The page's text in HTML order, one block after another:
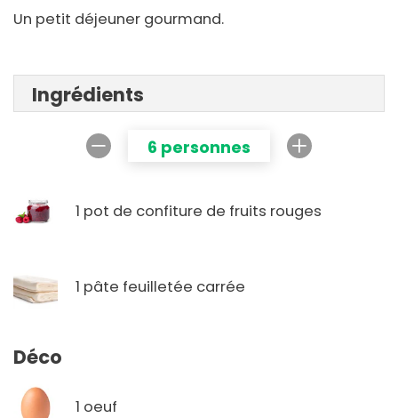
Un petit déjeuner gourmand.
Ingrédients
6 personnes
1 pot de confiture de fruits rouges
1 pâte feuilletée carrée
Déco
1 oeuf